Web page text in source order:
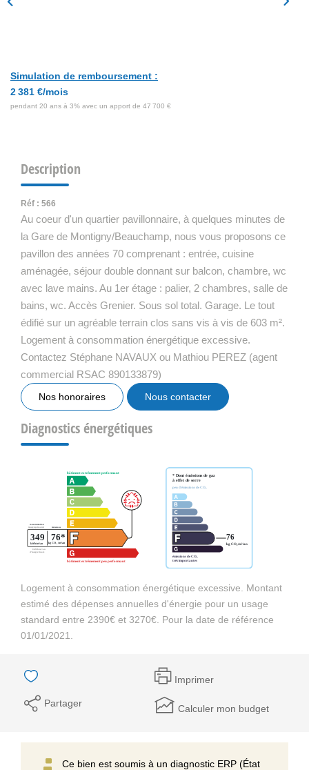
Simulation de remboursement :
2 381 €/mois
pendant 20 ans à 3% avec un apport de 47 700 €
Description
Réf : 566
Au coeur d'un quartier pavillonnaire, à quelques minutes de
la Gare de Montigny/Beauchamp, nous vous proposons ce
pavillon des années 70 comprenant : entrée, cuisine
aménagée, séjour double donnant sur balcon, chambre, wc
avec lave mains. Au 1er étage : palier, 2 chambres, salle de
bains, wc. Accès Grenier. Sous sol total. Garage. Le tout
édifié sur un agréable terrain clos sans vis à vis de 603 m².
Logement à consommation énergétique excessive.
Contactez Stéphane NAVAUX ou Mathiou PEREZ (agent
commercial RSAC 890133879)
Nos honoraires Nous contacter
Diagnostics énergétiques
Logement à consommation énergétique excessive. Montant
estimé des dépenses annuelles d'énergie pour un usage
standard entre 2390€ et 3270€. Pour la date de référence
01/01/2021.
Imprimer
Partager Calculer mon budget
Ce bien est soumis à un diagnostic ERP (État